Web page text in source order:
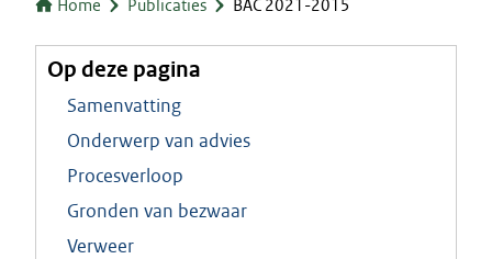
Home Publicaties BAC 2021-2015
Op deze pagina
Samenvatting
Onderwerp van advies
Procesverloop
Gronden van bezwaar
Verweer